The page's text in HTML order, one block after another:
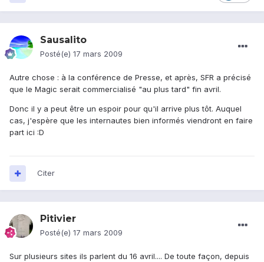
Sausalito
Posté(e) 17 mars 2009
Autre chose : à la conférence de Presse, et après, SFR a précisé
que le Magic serait commercialisé "au plus tard" fin avril.
Donc il y a peut être un espoir pour qu'il arrive plus tôt. Auquel
cas, j'espère que les internautes bien informés viendront en faire
part ici :D
Citer
Pitivier
Posté(e) 17 mars 2009
Sur plusieurs sites ils parlent du 16 avril.... De toute façon, depuis